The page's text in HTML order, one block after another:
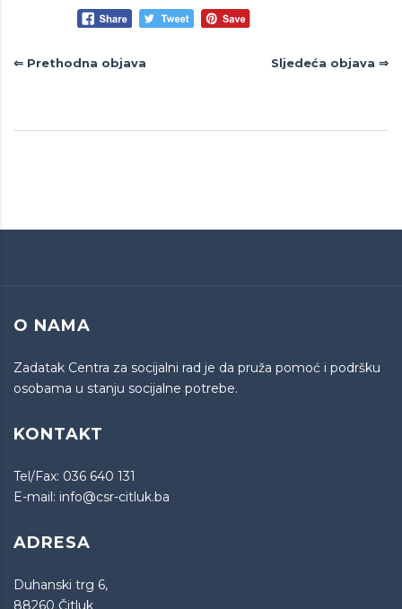
Navigacija
⇐ Prethodna objava Sljedeća objava ⇒
O NAMA
Zadatak Centra za socijalni rad je da pruža pomoć i podršku
osobama u stanju socijalne potrebe.
KONTAKT
Tel/Fax: 036 640 131
E-mail: info@csr-citluk.ba
ADRESA
Duhanski trg 6,
88260 Čitluk